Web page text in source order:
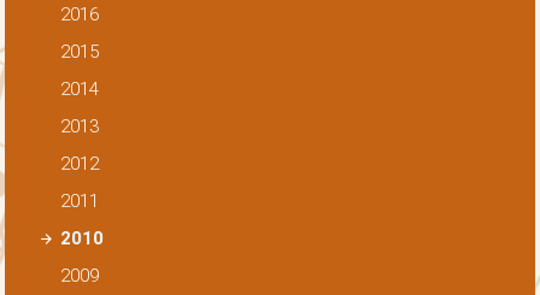
2016
2015
2014
2013
2012
2011
2010
2009